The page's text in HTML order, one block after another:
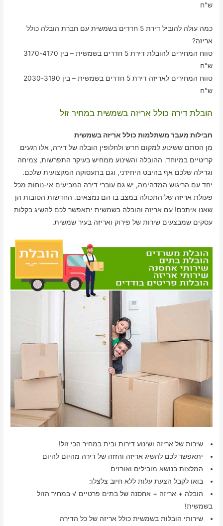
ש"ח
כמה עולה להוביל דירת 5 חדרים בשמשית עם חברת הובלה כולל
אריזה?
טווח המחירים להובלת דירת 5 חדרים בשמשית – בין 3170-4170
ש"ח
טווח המחירים לאריזה דירת 5 חדרים בשמשית – בין 2030-3190
ש"ח
הובלת דירה כולל אריזה בשמשית במחיר זול
חבילות מעבר משתלמות כולל אריזה בשמשית
מן הסתם ששינוע למקום חדש ולחלופין הובלה של דירה, אלו רגעים
קריטיים במיוחד. ההובלה והשינוע ממחיש בעיקר התפרשות, צמיחה
וגדילה שלכם אף בהיבט היחידני, וגם בתעסוקה המקצועית שלכם.
יחד עם הריגוש המדהימה, יש גם עוברי דירה המביעים אי-נוחות מכל
פעולת אריזה של התכולה במצב בו הם נמצאים. החדשות הטובות הן
שאנו איתכם! עם אריזה והובלה בשמשית יתאפשר לכם להשיג בקלות
עסקים שמבצעים שירות של פירוק ואריזה בעיר שמשית.
שירות של אריזה ושינוע דירות ובית במחיר הכי זול!
יתאפשר לכם להשיג אריזה והזזה של דירה מהיום להיום
המלצות בנושא מובילים ואורזים
בואו לקבל הצעת עלות ללא חיוב צלצלו:
הובלה + אריזה + אחסנה של בתים פרטיים √ במחיר הזול
בשמשית!
שירותי הובלות בשמשית כולל אריזה של כל הדירה